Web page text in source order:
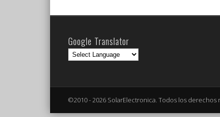
Google Translator
©2010 - 2026 SolarElectronica. Todos los derechos